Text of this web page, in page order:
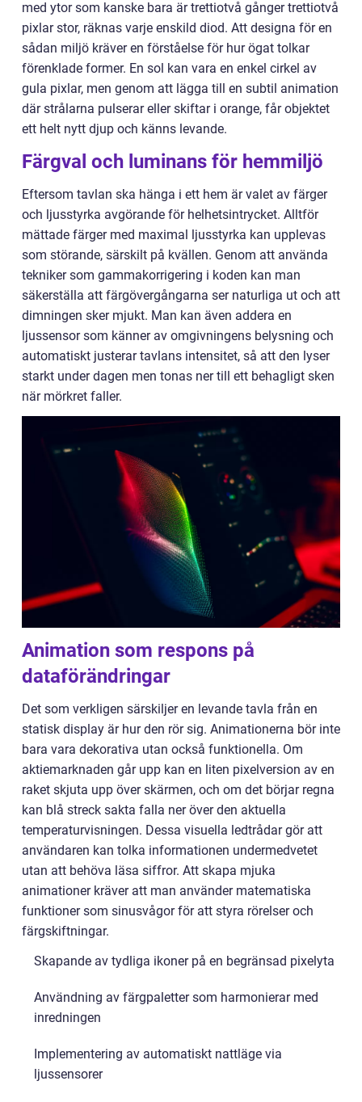
med ytor som kanske bara är trettiotvå gånger trettiotvå
pixlar stor, räknas varje enskild diod. Att designa för en
sådan miljö kräver en förståelse för hur ögat tolkar
förenklade former. En sol kan vara en enkel cirkel av
gula pixlar, men genom att lägga till en subtil animation
där strålarna pulserar eller skiftar i orange, får objektet
ett helt nytt djup och känns levande.
Färgval och luminans för hemmiljö
Eftersom tavlan ska hänga i ett hem är valet av färger
och ljusstyrka avgörande för helhetsintrycket. Alltför
mättade färger med maximal ljusstyrka kan upplevas
som störande, särskilt på kvällen. Genom att använda
tekniker som gammakorrigering i koden kan man
säkerställa att färgövergångarna ser naturliga ut och att
dimningen sker mjukt. Man kan även addera en
ljussensor som känner av omgivningens belysning och
automatiskt justerar tavlans intensitet, så att den lyser
starkt under dagen men tonas ner till ett behagligt sken
när mörkret faller.
Animation som respons på
dataförändringar
Det som verkligen särskiljer en levande tavla från en
statisk display är hur den rör sig. Animationerna bör inte
bara vara dekorativa utan också funktionella. Om
aktiemarknaden går upp kan en liten pixelversion av en
raket skjuta upp över skärmen, och om det börjar regna
kan blå streck sakta falla ner över den aktuella
temperaturvisningen. Dessa visuella ledtrådar gör att
användaren kan tolka informationen undermedvetet
utan att behöva läsa siffror. Att skapa mjuka
animationer kräver att man använder matematiska
funktioner som sinusvågor för att styra rörelser och
färgskiftningar.
Skapande av tydliga ikoner på en begränsad pixelyta
Användning av färgpaletter som harmonierar med
inredningen
Implementering av automatiskt nattläge via
ljussensorer